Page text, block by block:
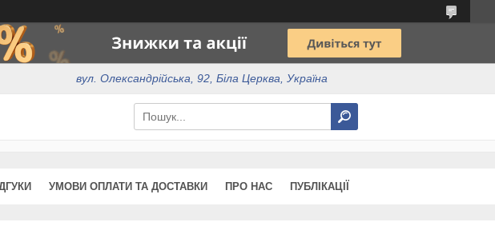
вул. Олександрійська, 92, Біла Церква, Україна
УМОВИ ОПЛАТИ ТА ДОСТАВКИ ПРО НАС ПУБЛІКАЦІЇ